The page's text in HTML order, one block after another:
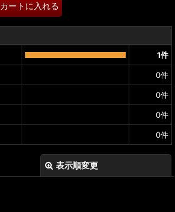
カートに入れる
1件
0件
0件
0件
0件
表示順変更